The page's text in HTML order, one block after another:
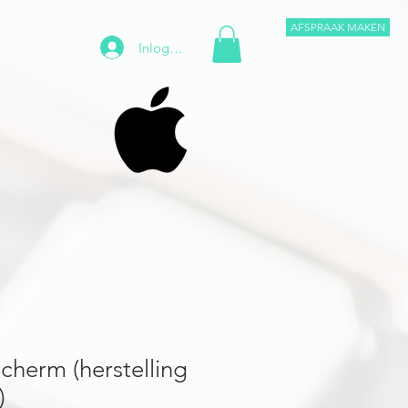
AFSPRAAK MAKEN
Inloggen
(herstelling